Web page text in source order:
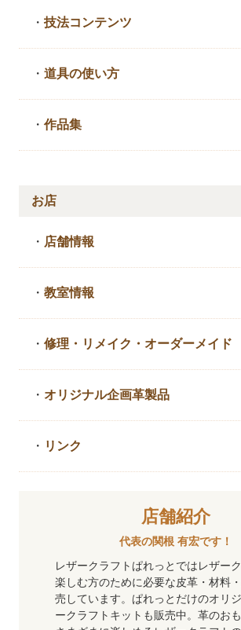
・技法コンテンツ
・道具の使い方
・作品集
お店
・ 店舗情報
・教室情報
・修理・リメイク・ オーダーメイド
・ オリジナル企画革製品
・ リンク
店舗紹介
代表の関根 有宏です！
レザークラフトぱれっとではレザー
楽しむ方のために必要な皮革・材料
売しています。ぱれっとだけのオリ
ークラフトキットも販売中。革のお